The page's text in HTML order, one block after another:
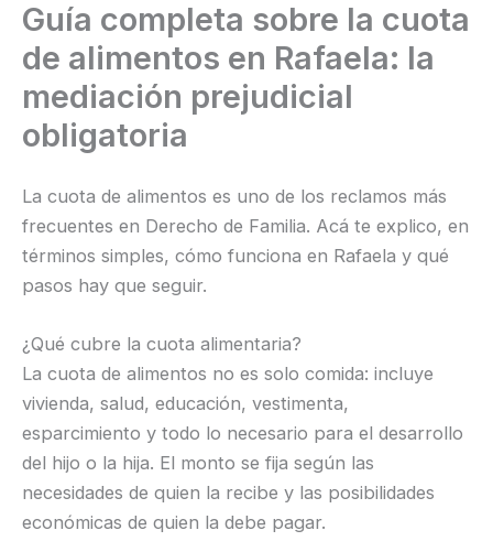
contenido
Guía completa sobre la cuota
de alimentos en Rafaela: la
mediación prejudicial
obligatoria
La cuota de alimentos es uno de los reclamos más
frecuentes en Derecho de Familia. Acá te explico, en
términos simples, cómo funciona en Rafaela y qué
pasos hay que seguir.
¿Qué cubre la cuota alimentaria?
La cuota de alimentos no es solo comida: incluye
vivienda, salud, educación, vestimenta,
esparcimiento y todo lo necesario para el desarrollo
del hijo o la hija. El monto se fija según las
necesidades de quien la recibe y las posibilidades
económicas de quien la debe pagar.